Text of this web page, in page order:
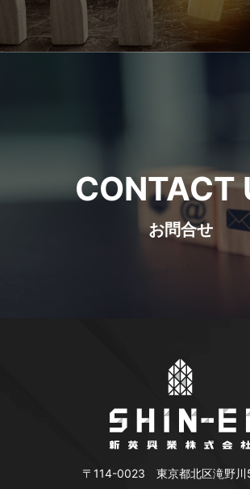
CONTACT
お問合せ
〒114-0023 東京都北区滝野